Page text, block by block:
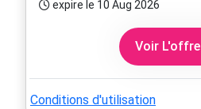
expire le 10 Aug 2026
Voir L'offre
Conditions d'utilisation